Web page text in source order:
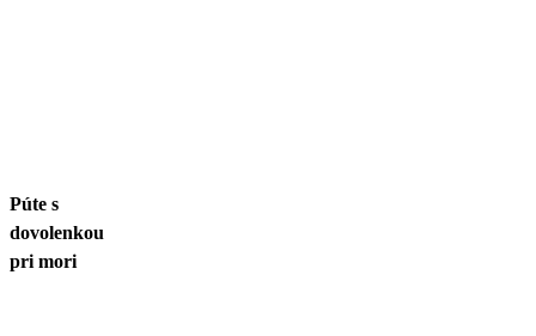
Púte s
dovolenkou
pri mori